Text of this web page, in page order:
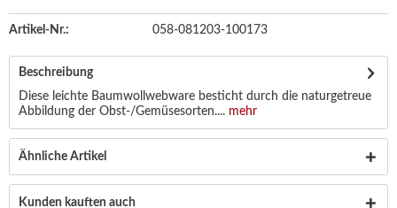
Artikel-Nr.: 058-081203-100173
Beschreibung
Diese leichte Baumwollwebware besticht durch die naturgetreue
Abbildung der Obst-/Gemüsesorten.... mehr
Ähnliche Artikel
Kunden kauften auch